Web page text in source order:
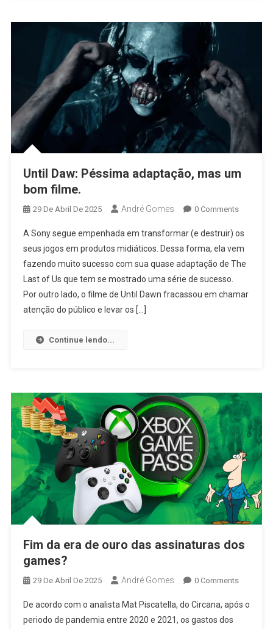
Until Daw: Péssima adaptação, mas um
bom filme.
29 De Abril De 2025 André Gomes 0 Comments
A Sony segue empenhada em transformar (e destruir) os
seus jogos em produtos midiáticos. Dessa forma, ela vem
fazendo muito sucesso com sua quase adaptação de The
Last of Us que tem se mostrado uma série de sucesso.
Por outro lado, o filme de Until Dawn fracassou em chamar
atenção do público e levar os […]
Continue lendo...
Fim da era de ouro das assinaturas dos
games?
29 De Abril De 2025 André Gomes 0 Comments
De acordo com o analista Mat Piscatella, do Circana, após o
periodo de pandemia entre 2020 e 2021, os gastos dos